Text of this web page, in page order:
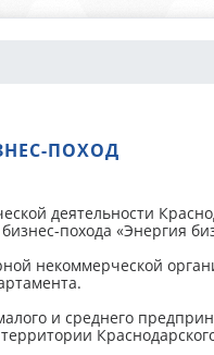
ПОХОД
деятельности
похода «Энергия
некоммерческой
и среднего